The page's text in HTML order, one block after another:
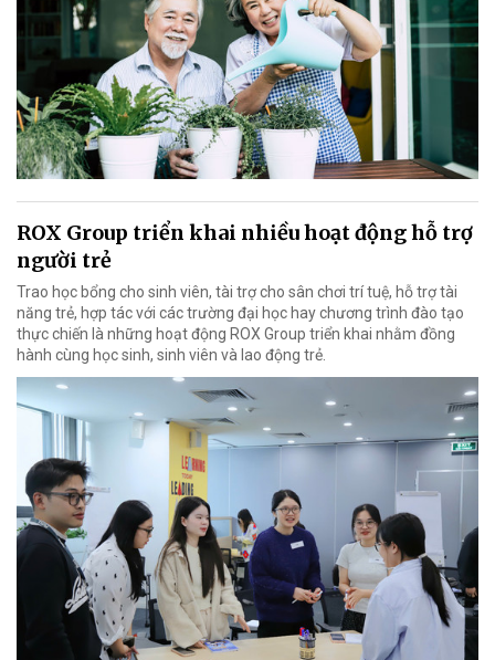
ROX Group triển khai nhiều hoạt động hỗ trợ
người trẻ
Trao học bổng cho sinh viên, tài trợ cho sân chơi trí tuệ, hỗ trợ tài
năng trẻ, hợp tác với các trường đại học hay chương trình đào tạo
thực chiến là những hoạt động ROX Group triển khai nhằm đồng
hành cùng học sinh, sinh viên và lao động trẻ.